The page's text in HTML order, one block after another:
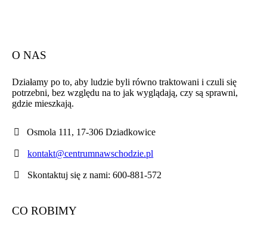
O NAS
Działamy po to, aby ludzie byli równo traktowani i czuli się
potrzebni, bez względu na to jak wyglądają, czy są sprawni,
gdzie mieszkają.
Osmola 111, 17-306 Dziadkowice
kontakt@centrumnawschodzie.pl
Skontaktuj się z nami: 600-881-572
CO ROBIMY